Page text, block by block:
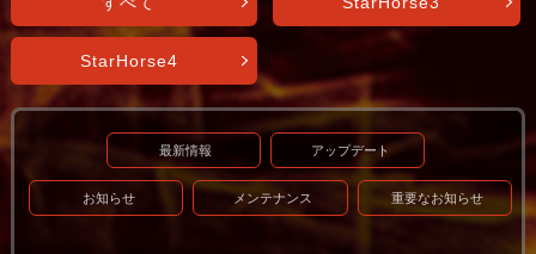
StarHorse4
最新情報 アップデート
お知らせ メンテナンス 重要なお知らせ